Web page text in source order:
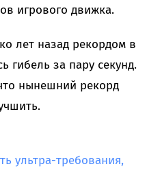
игрового движка.
лет назад рекордом в
гибель за пару секунд.
нынешний рекорд
ультра-требования,